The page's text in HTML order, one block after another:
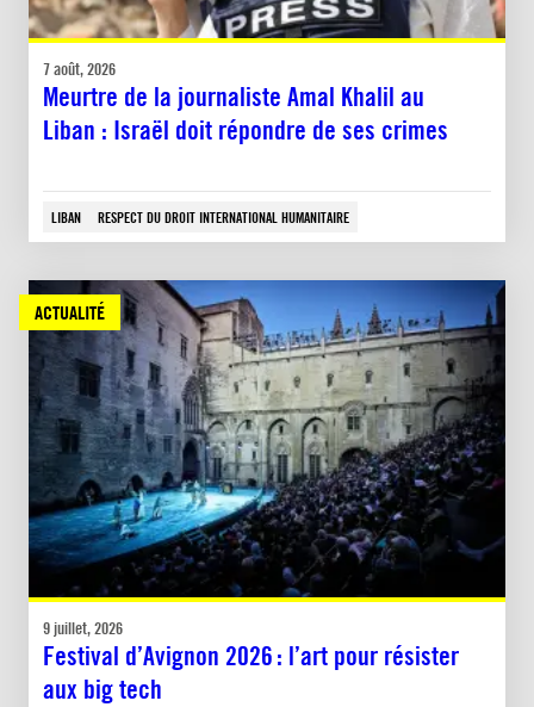
7 août, 2026
Meurtre de la journaliste Amal Khalil au
Liban : Israël doit répondre de ses crimes
LIBAN RESPECT DU DROIT INTERNATIONAL HUMANITAIRE
ACTUALITÉ
9 juillet, 2026
Festival d’Avignon 2026 : l’art pour résister
aux big tech